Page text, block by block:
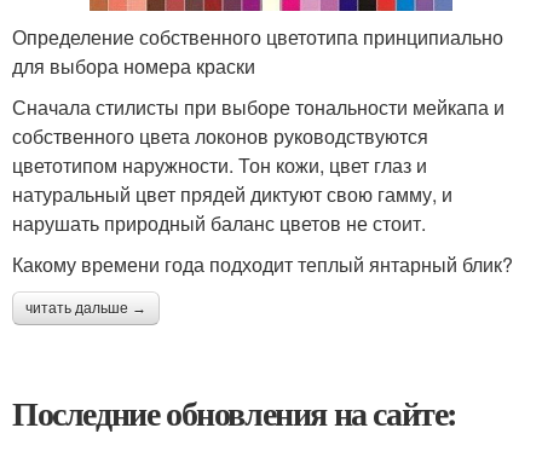
Определение собственного цветотипа принципиально
для выбора номера краски
Сначала стилисты при выборе тональности мейкапа и
собственного цвета локонов руководствуются
цветотипом наружности. Тон кожи, цвет глаз и
натуральный цвет прядей диктуют свою гамму, и
нарушать природный баланс цветов не стоит.
Какому времени года подходит теплый янтарный блик?
читать дальше →
Последние обновления на сайте: